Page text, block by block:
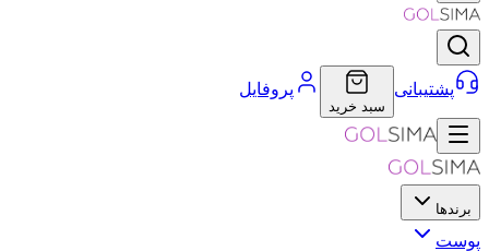
پشتیبانی
سبد خرید
پروفایل
برندها
پوست